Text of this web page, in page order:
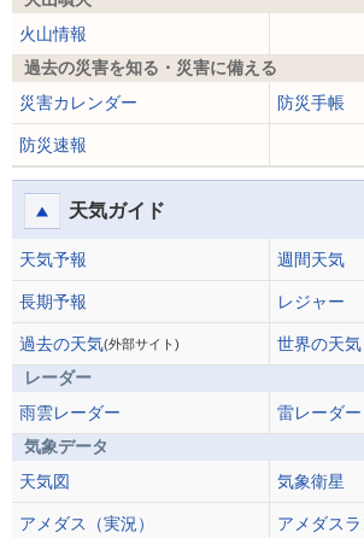
火山情報
過去の災害を知る・災害に備える
災害カレンダー
防災手帳
防災速報
天気ガイド
天気予報 週間天気
長期予報 レジャー
過去の天気(外部サイト)
世界の天気
レーダー
雨雲レーダー
雷レーダー
気象データ
天気図
気象衛星
アメダス（実況）
アメダス